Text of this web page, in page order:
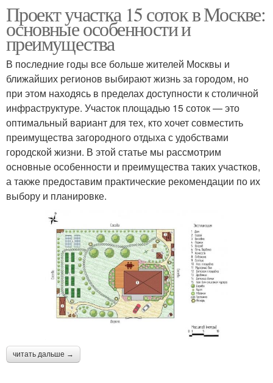
Проект участка 15 соток в Москве:
основные особенности и
преимущества
В последние годы все больше жителей Москвы и
ближайших регионов выбирают жизнь за городом, но
при этом находясь в пределах доступности к столичной
инфраструктуре. Участок площадью 15 соток — это
оптимальный вариант для тех, кто хочет совместить
преимущества загородного отдыха с удобствами
городской жизни. В этой статье мы рассмотрим
основные особенности и преимущества таких участков,
а также предоставим практические рекомендации по их
выбору и планировке.
читать дальше →